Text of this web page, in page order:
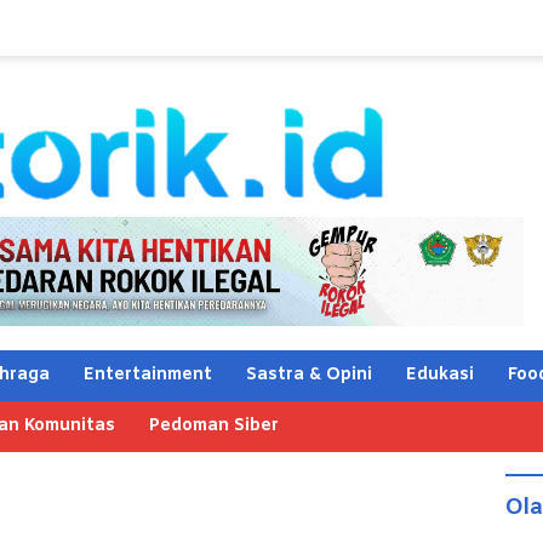
Entertainment Sastra & Opini Edukasi
Komunitas Pedoman Siber